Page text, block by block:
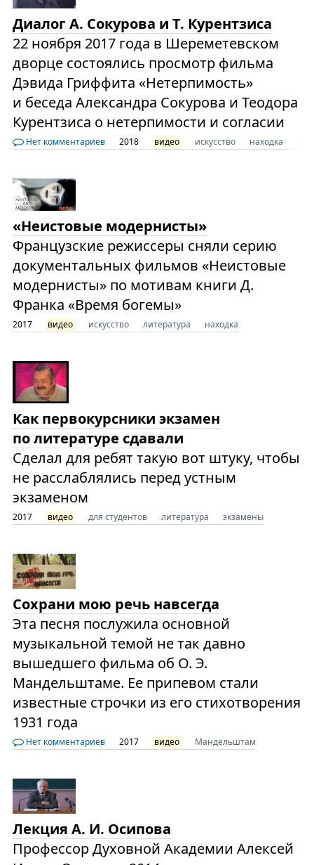
Диалог А. Сокурова и Т. Курентзиса
22 ноября 2017 года в Шереметевском
дворце состоялись просмотр фильма
Дэвида Гриффита «Нетерпимость»
и беседа Александра Сокурова и Теодора
Курентзиса о нетерпимости и согласии
Нет комментариев 2018 видео искусство находка
«Неистовые модернисты»
Французские режиссеры сняли серию
документальных фильмов «Неистовые
модернисты» по мотивам книги Д.
Франка «Время богемы»
2017 видео искусство литература находка
Как первокурсники экзамен
по литературе сдавали
Сделал для ребят такую вот штуку, чтобы
не расслаблялись перед устным
экзаменом
2017 видео для студентов литература экзамены
Сохрани мою речь навсегда
Эта песня послужила основной
музыкальной темой не так давно
вышедшего фильма об О. Э.
Мандельштаме. Ее припевом стали
известные строчки из его стихотворения
1931 года
Нет комментариев 2017 видео Мандельштам
Лекция А. И. Осипова
Профессор Духовной Академии Алексей